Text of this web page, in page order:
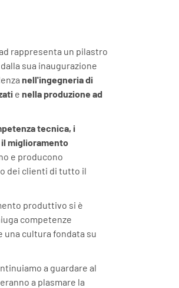
rappresenta un pilastro
dalla sua inaugurazione
nell'ingegneria di
e nella produzione ad
tecnica, i
il miglioramento
e producono
dei clienti di tutto il
produttivo si è
competenze
una cultura fondata su
a guardare al
a plasmare la